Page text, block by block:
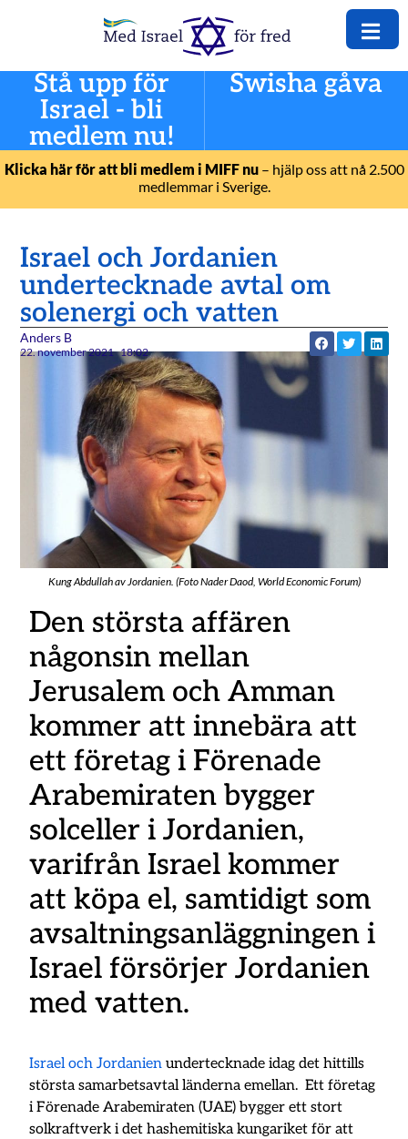
Stå upp för
Israel - bli
medlem nu!
Swisha gåva
Klicka här för att bli medlem i MIFF nu– hjälp oss att nå 2.500
medlemmar i Sverige.
Israel och Jordanien
undertecknade avtal om
solenergi och vatten
Anders B
22. november 2021 18:02
Kung Abdullah av Jordanien. (Foto Nader Daod, World Economic Forum)
Den största affären
någonsin mellan
Jerusalem och Amman
kommer att innebära att
ett företag i Förenade
Arabemiraten bygger
solceller i Jordanien,
varifrån Israel kommer
att köpa el, samtidigt som
avsaltningsanläggningen i
Israel försörjer Jordanien
med vatten.
Israel och Jordanienundertecknade idag det hittills
största samarbetsavtal länderna emellan. Ett företag
i Förenade Arabemiraten (UAE) bygger ett stort
solkraftverk i det hashemitiska kungariket för att